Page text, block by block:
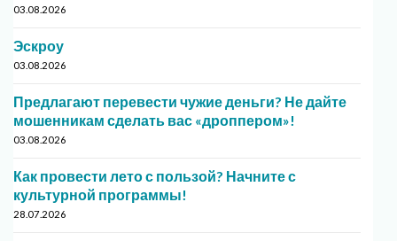
03.08.2026
Эскроу
03.08.2026
Предлагают перевести чужие деньги? Не дайте
мошенникам сделать вас «дроппером»!
03.08.2026
Как провести лето с пользой? Начните с
культурной программы!
28.07.2026